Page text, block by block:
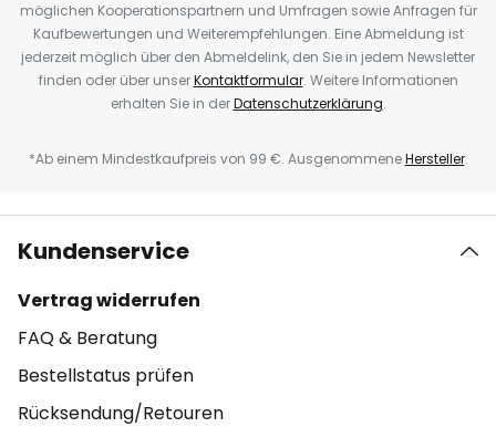
möglichen Kooperationspartnern und Umfragen sowie Anfragen für
Kaufbewertungen und Weiterempfehlungen. Eine Abmeldung ist
jederzeit möglich über den Abmeldelink, den Sie in jedem Newsletter
finden oder über unserKontaktformular. Weitere Informationen
erhalten Sie in derDatenschutzerklärung.
*Ab einem Mindestkaufpreis von 99 €. AusgenommeneHersteller.
Kundenservice
Vertrag widerrufen
FAQ & Beratung
Bestellstatus prüfen
Rücksendung/Retouren